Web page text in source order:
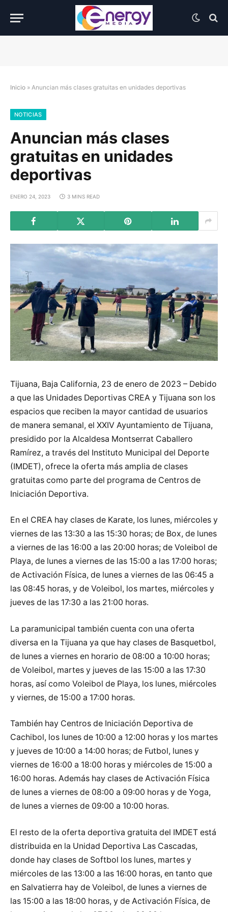
Inicio » Anuncian más clases gratuitas en unidades deportivas
NOTICIAS
Anuncian más clases
gratuitas en unidades
deportivas
ENERO 24, 2023 3 MINS READ
Tijuana, Baja California, 23 de enero de 2023 – Debido
a que las Unidades Deportivas CREA y Tijuana son los
espacios que reciben la mayor cantidad de usuarios
de manera semanal, el XXIV Ayuntamiento de Tijuana,
presidido por la Alcaldesa Montserrat Caballero
Ramírez, a través del Instituto Municipal del Deporte
(IMDET), ofrece la oferta más amplia de clases
gratuitas como parte del programa de Centros de
Iniciación Deportiva.
En el CREA hay clases de Karate, los lunes, miércoles y
viernes de las 13:30 a las 15:30 horas; de Box, de lunes
a viernes de las 16:00 a las 20:00 horas; de Voleibol de
Playa, de lunes a viernes de las 15:00 a las 17:00 horas;
de Activación Física, de lunes a viernes de las 06:45 a
las 08:45 horas, y de Voleibol, los martes, miércoles y
jueves de las 17:30 a las 21:00 horas.
La paramunicipal también cuenta con una oferta
diversa en la Tijuana ya que hay clases de Basquetbol,
de lunes a viernes en horario de 08:00 a 10:00 horas;
de Voleibol, martes y jueves de las 15:00 a las 17:30
horas, así como Voleibol de Playa, los lunes, miércoles
y viernes, de 15:00 a 17:00 horas.
También hay Centros de Iniciación Deportiva de
Cachibol, los lunes de 10:00 a 12:00 horas y los martes
y jueves de 10:00 a 14:00 horas; de Futbol, lunes y
viernes de 16:00 a 18:00 horas y miércoles de 15:00 a
16:00 horas. Además hay clases de Activación Física
de lunes a viernes de 08:00 a 09:00 horas y de Yoga,
de lunes a viernes de 09:00 a 10:00 horas.
El resto de la oferta deportiva gratuita del IMDET está
distribuida en la Unidad Deportiva Las Cascadas,
donde hay clases de Softbol los lunes, martes y
miércoles de las 13:00 a las 16:00 horas, en tanto que
en Salvatierra hay de Voleibol, de lunes a viernes de
las 15:00 a las 18:00 horas, y de Activación Física, de